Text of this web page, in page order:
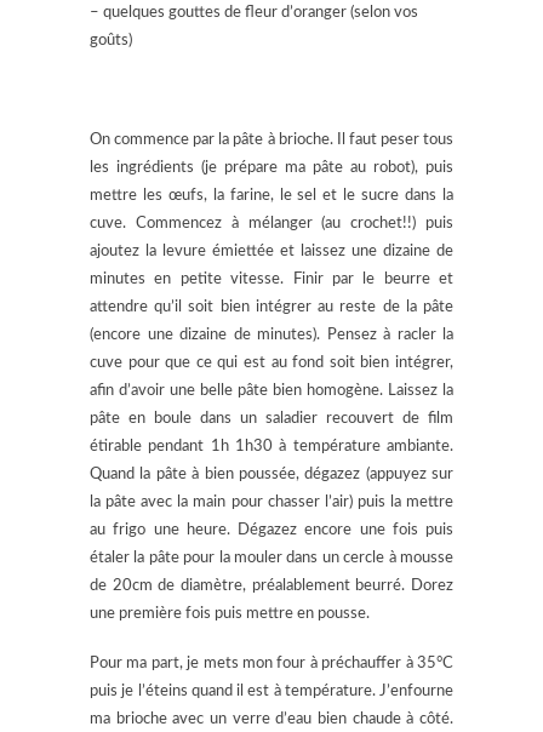
– quelques gouttes de fleur d’oranger (selon vos
goûts)
On commence par la pâte à brioche. Il faut peser tous
les ingrédients (je prépare ma pâte au robot), puis
mettre les œufs, la farine, le sel et le sucre dans la
cuve. Commencez à mélanger (au crochet!!) puis
ajoutez la levure émiettée et laissez une dizaine de
minutes en petite vitesse. Finir par le beurre et
attendre qu’il soit bien intégrer au reste de la pâte
(encore une dizaine de minutes). Pensez à racler la
cuve pour que ce qui est au fond soit bien intégrer,
afin d’avoir une belle pâte bien homogène. Laissez la
pâte en boule dans un saladier recouvert de film
étirable pendant 1h 1h30 à température ambiante.
Quand la pâte à bien poussée, dégazez (appuyez sur
la pâte avec la main pour chasser l’air) puis la mettre
au frigo une heure. Dégazez encore une fois puis
étaler la pâte pour la mouler dans un cercle à mousse
de 20cm de diamètre, préalablement beurré. Dorez
une première fois puis mettre en pousse.
Pour ma part, je mets mon four à préchauffer à 35°C
puis je l’éteins quand il est à température. J’enfourne
ma brioche avec un verre d’eau bien chaude à côté.